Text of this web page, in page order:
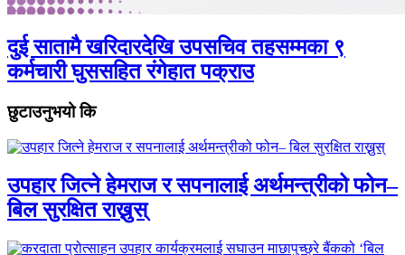
दुई सातामै खरिदारदेखि उपसचिव तहसम्मका ९
कर्मचारी घुससहित रंगेहात पक्राउ
छुटाउनुभयो कि
उपहार जित्ने हेमराज र सपनालाई अर्थमन्त्रीको फोन–
बिल सुरक्षित राख्नुस्